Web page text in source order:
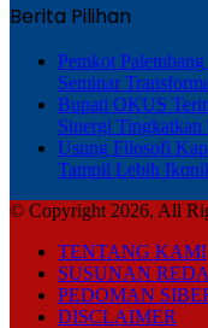
Berita Pilihan
Pemkot
Seminar
Bupati OKUS
Sinergi Tingkatkan
Usung Filosofi
Tampil Lebih
© Copyright 2026, All
TENTANG KAMI
SUSUNAN
PEDOMAN
DISCLAIMER